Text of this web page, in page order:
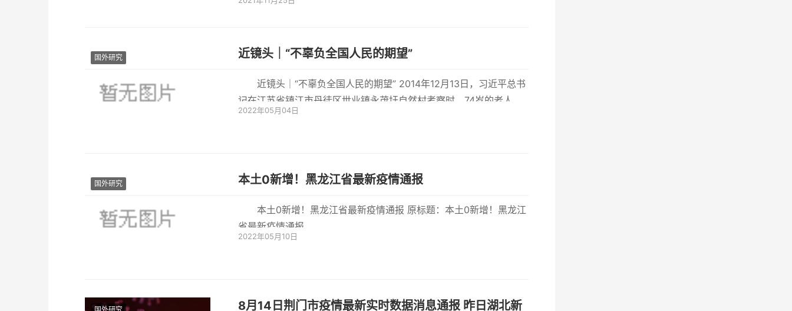
随着各国传出
国外研究 近镜头｜“不辜负全国人民的期望”
近镜头｜“不辜负全国人民的期望” 2014年12月13日，习近平总书
记在江苏省镇江市丹徒区世业镇永茂圩自然村考察时，74岁的老人崔
荣海挤...
2022年05月04日
国外研究 本土0新增！黑龙江省最新疫情通报
本土0新增！黑龙江省最新疫情通报 原标题：本土0新增！黑龙江
省最新疫情通报
2022年05月10日
8月14日荆门市疫情最新实时数据消息通报 昨日湖北新